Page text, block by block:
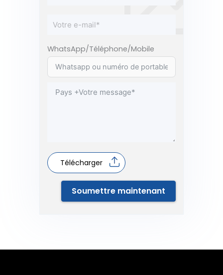
WhatsApp/Téléphone/Mobile
Télécharger
Soumettre maintenant